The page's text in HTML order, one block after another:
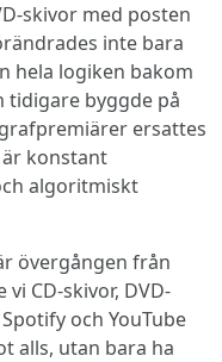
skivor med posten
inte bara
hela logiken bakom
byggde på
ersattes
konstant
algoritmiskt
övergången från
CD-skivor, DVD-
och YouTube
alls, utan bara ha